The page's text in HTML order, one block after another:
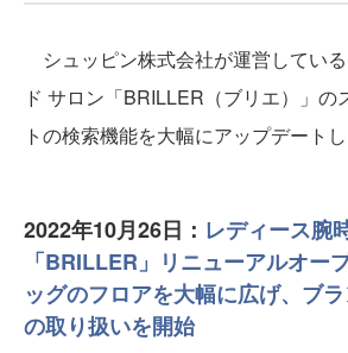
シュッピン株式会社が運営してい
ド サロン「BRILLER（ブリエ）」の
トの検索機能を大幅にアップデートし
2022年10月26日： レディース腕
「BRILLER」リニューアルオー
ッグのフロアを大幅に広げ、ブ
の取り扱いを開始